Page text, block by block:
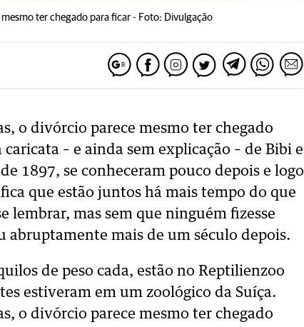
ter chegado para ficar - Foto: Divulgação
o divórcio parece mesmo ter chegado
– e ainda sem explicação – de Bibi e
1897, se conheceram pouco depois e logo
que estão juntos há mais tempo do que
lembrar, mas sem que ninguém fizesse
mais de um século depois.
de peso cada, estão no Reptilienzoo
estiveram em um zoológico da Suíça.
o divórcio parece mesmo ter chegado